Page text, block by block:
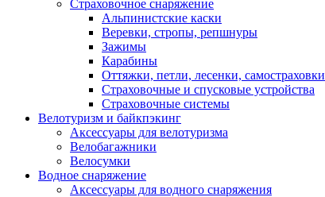
Страховочное снаряжение
Альпинистские каски
Веревки, стропы, репшнуры
Зажимы
Карабины
Оттяжки, петли, лесенки, самостраховки
Страховочные и спусковые устройства
Страховочные системы
Велотуризм и байкпэкинг
Аксессуары для велотуризма
Велобагажники
Велосумки
Водное снаряжение
Аксессуары для водного снаряжения